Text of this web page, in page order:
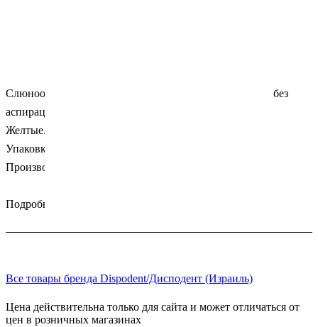
Слюноотсосы одноразовые. Оптимальное всасывание без
аспирации ткани слизистой.
Желтые.
Упаковка: 100 штук.
Производитель: Dispodent (Китай)
Подробности
Все товары бренда Dispodent/Дисподент (Израиль)
Цена действительна только для сайта и может отличаться от
цен в розничных магазинах